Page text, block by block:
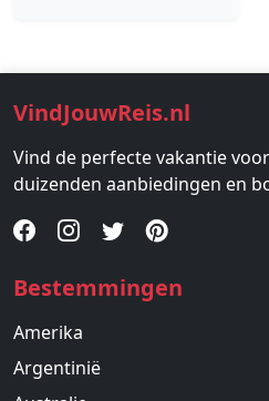
VindJouwReis.nl
Vind de perfecte vakantie
duizenden aanbiedingen en
Bestemmingen
Amerika
Argentinië